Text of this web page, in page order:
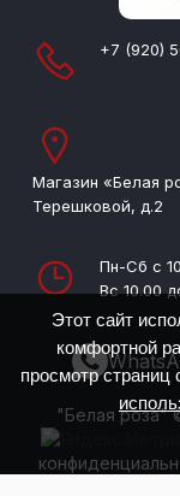
+7 (920)
Магазин «Белая
Терешковой, д.2
Пн-Сб с
Вс 10.00
"Белая роза"
Этот сайт
комфортной
просмотр страниц